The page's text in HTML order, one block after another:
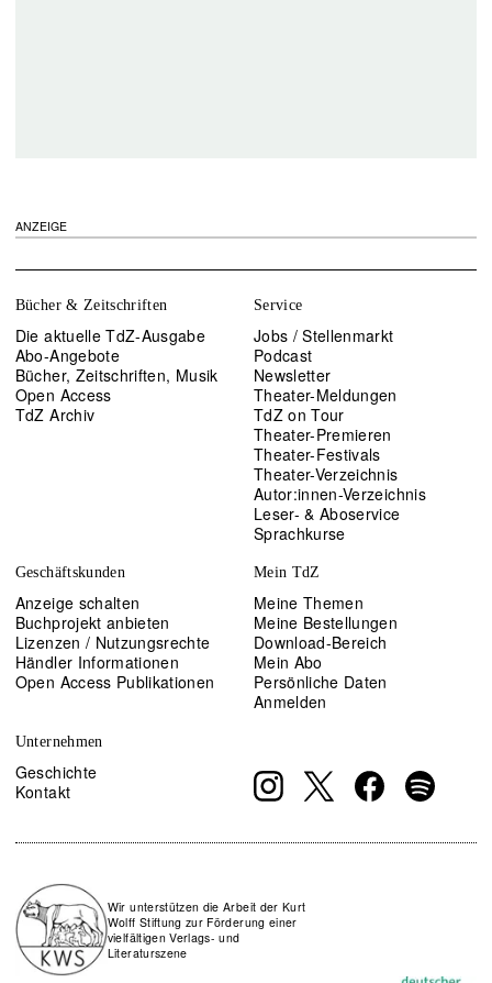
ANZEIGE
Bücher & Zeitschriften
Die aktuelle TdZ-Ausgabe
Abo-Angebote
Bücher, Zeitschriften, Musik
Open Access
TdZ Archiv
Service
Jobs / Stellenmarkt
Podcast
Newsletter
Theater-Meldungen
TdZ on Tour
Theater-Premieren
Theater-Festivals
Theater-Verzeichnis
Autor:innen-Verzeichnis
Leser- & Aboservice
Sprachkurse
Geschäftskunden
Anzeige schalten
Buchprojekt anbieten
Lizenzen / Nutzungsrechte
Händler Informationen
Open Access Publikationen
Mein TdZ
Meine Themen
Meine Bestellungen
Download-Bereich
Mein Abo
Persönliche Daten
Anmelden
Unternehmen
Geschichte
Kontakt
Wir unterstützen die Arbeit der Kurt
Wolff Stiftung zur Förderung einer
vielfältigen Verlags- und
Literaturszene